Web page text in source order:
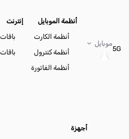
5G
موبايل
أنظمة الموبايل
أنظمة الكارت
أنظمة كنترول
أنظمة الفاتورة
إنترنت
باقات Nitro للموبايل انترنت
باقات Nitro Mifi لخطوط الداتا
أجهزة